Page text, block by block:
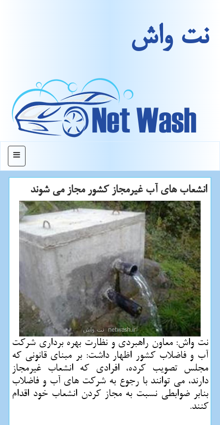
نت واش
منو
انشعاب های آب غیرمجاز كشور مجاز می شوند
نت واش: معاون راهبردی و نظارت بهره برداری شركت
آب و فاضلاب كشور اظهار داشت: بر مبنای قانونی كه
مجلس تصویب كرده، افرادی كه انشعاب غیرمجاز
دارند، می توانند با رجوع به شركت های آب و فاضلاب
بنابر ضوابطی نسبت به مجاز كردن انشعاب خود اقدام
كنند.